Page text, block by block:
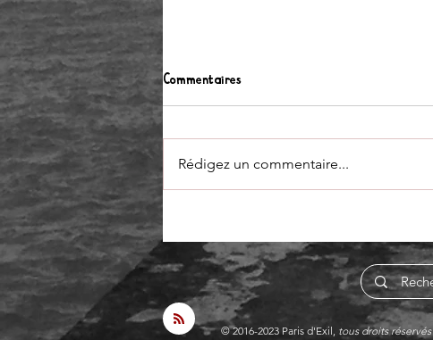
exilées à Paris et en France
Commentaires
Rédigez un commentaire...
© 2016-2023 Paris d'Exil, tous droits réservés